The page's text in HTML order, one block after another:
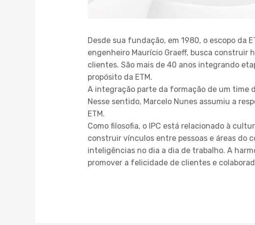
Desde sua fundação, em 1980, o escopo da
engenheiro Maurício Graeff, busca construir
clientes. São mais de 40 anos integrando
propósito da ETM.
A integração parte da formação de um time
Nesse sentido, Marcelo Nunes assumiu a
ETM.
Como filosofia, o IPC está relacionado à
construir vínculos entre pessoas e áreas do
inteligências no dia a dia de trabalho. A
promover a felicidade de clientes e